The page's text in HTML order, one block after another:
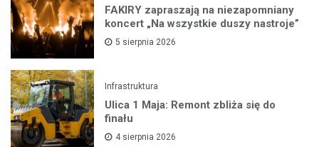
FAKIRY zapraszają na niezapomniany
koncert „Na wszystkie duszy nastroje”
5 sierpnia 2026
Infrastruktura
Ulica 1 Maja: Remont zbliża się do
finału
4 sierpnia 2026